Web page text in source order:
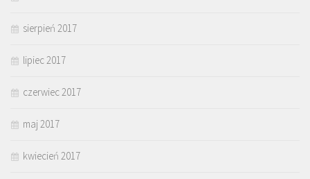
sierpień 2017
lipiec 2017
czerwiec 2017
maj 2017
kwiecień 2017